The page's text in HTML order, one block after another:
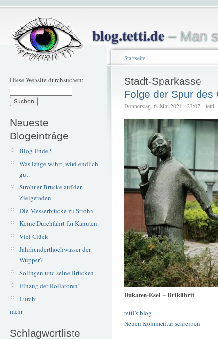
blog.tetti.de– Man
Diese Website durchsuchen:
Neueste
Blogeinträge
Blog-Ende?
Was lange währt, wird endlich
gut.
Strohner Brücke auf der
Zielgeraden
Die Messerbrücke zu Strohn
Keine Durchfahrt für Kanuten
Viel Glück
Jahrhunderthochwasser der
Wupper?
Solingen und seine Brücken
Einzug der Rollatoren!
Lurchi
mehr
Schlagwortliste
Startseite
Stadt-Sparkasse
Folge der Spur des
Donnerstag, 6. Mai 2021 - 23:07 – tetti
Dukaten-Esel -- Briklibrit
tetti's blog
Neuen Kommentar schreiben